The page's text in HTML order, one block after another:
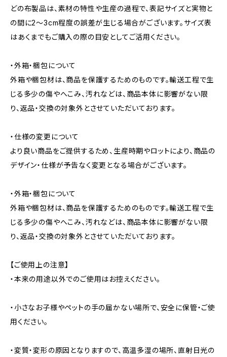
どの布製品は、素材の特性や生産の過程で、表記サイズと実物と
の間に2～3cm程度の誤差が生じる場合がございます。サイズ表
はあくまでもご購入の際の目安としてご活用ください。
・外箱・梱包について
外箱や梱包材は、商品を保護するためのものです。輸送工程で生
じる多少の傷やへこみ、汚れなどは、商品本体に影響がない限
り、返品・交換の対象外とさせていただいております。
・仕様の変更について
より良い商品をご提供するため、生産時期やロットにより、商品の
デザイン・仕様が予告なく変更となる場合がございます。
・外箱・梱包について
外箱や梱包材は、商品を保護するためのものです。輸送工程で生
じる多少の傷やへこみ、汚れなどは、商品本体に影響がない限
り、返品・交換の対象外とさせていただいております。
【ご使用上の注意】
・本来の用途以外でのご使用はお控えください。
・小さなお子様やペットの手の届かない場所で、安全に保管・ご使
用ください。
・変質・変形の原因となりますので、高温多湿の場所、直射日光の